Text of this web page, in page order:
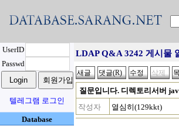
UserID
Passwd
텔레그램 로그인
Database
LDAP Q&A 3242 게시물
질문입니다. 디렉토리서버
작성자
열심히(129kkt)